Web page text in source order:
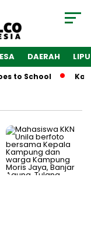
DAERAH
to School